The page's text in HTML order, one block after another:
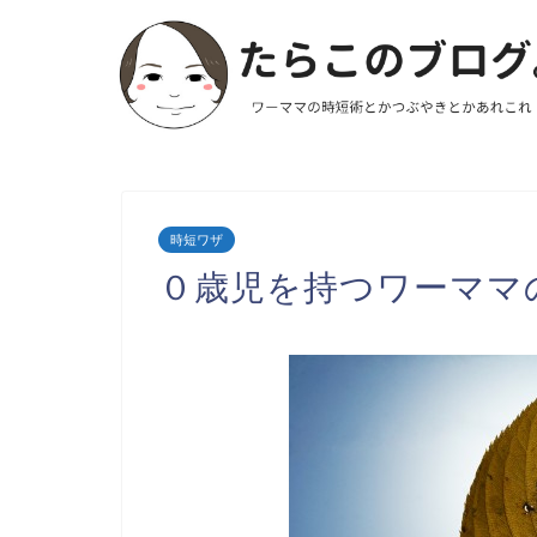
時短ワザ
０歳児を持つワーマ